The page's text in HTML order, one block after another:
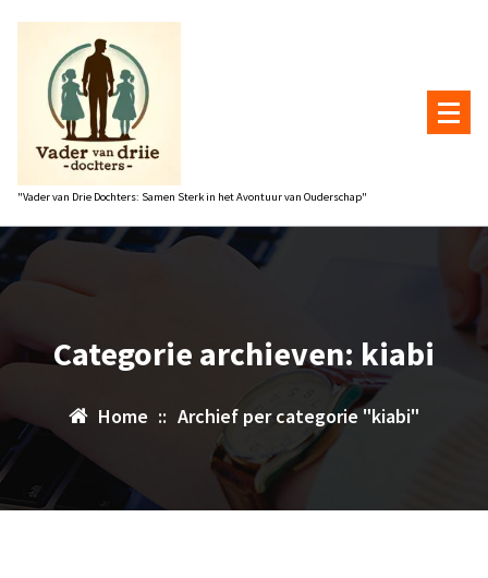
"Vader van Drie Dochters: Samen Sterk in het Avontuur van Ouderschap"
Categorie archieven: kiabi
Home :: Archief per categorie "kiabi"